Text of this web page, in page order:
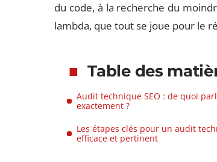
du code, à la recherche du
lambda, que tout se joue pour le
Table des
Audit technique SEO : de quoi
exactement ?
Les étapes clés pour un audit
efficace et pertinent